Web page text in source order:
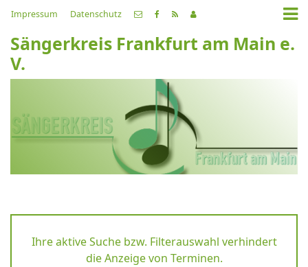
Impressum Datenschutz
Sängerkreis Frankfurt am Main e.
V.
Ihre aktive Suche bzw. Filterauswahl verhindert
die Anzeige von Terminen.